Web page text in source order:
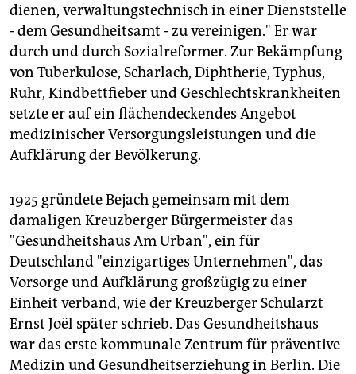
dienen, verwaltungstechnisch in einer Dienststelle
- dem Gesundheitsamt - zu vereinigen." Er war
durch und durch Sozialreformer. Zur Bekämpfung
von Tuberkulose, Scharlach, Diphtherie, Typhus,
Ruhr, Kindbettfieber und Geschlechtskrankheiten
setzte er auf ein flächendeckendes Angebot
medizinischer Versorgungsleistungen und die
Aufklärung der Bevölkerung.
1925 gründete Bejach gemeinsam mit dem
damaligen Kreuzberger Bürgermeister das
"Gesundheitshaus Am Urban", ein für
Deutschland "einzigartiges Unternehmen", das
Vorsorge und Aufklärung großzügig zu einer
Einheit verband, wie der Kreuzberger Schularzt
Ernst Joël später schrieb. Das Gesundheitshaus
war das erste kommunale Zentrum für präventive
Medizin und Gesundheitserziehung in Berlin. Die